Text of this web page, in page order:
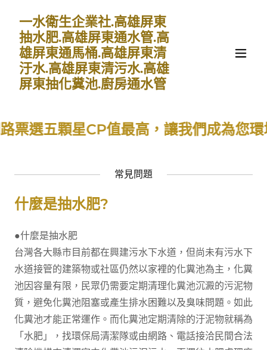
一水衛生企業社.高雄屏東
抽水肥.高雄屏東通水管.高
雄屏東通馬桶.高雄屏東清
汙水.高雄屏東清污水.高雄
屏東抽化糞池.廚房通水管
五顆星CP值最高，讓我們成為您環境最
常見問題
什麼是抽水肥?
●什麼是抽水肥
台灣各大縣市目前都在興建污水下水道，但尚未有污水下
水道接管的建築物或社區仍然以家裡的化糞池為主，化糞
池因容量有限，民眾仍需要定期清理化糞池沉澱的污泥物
質，避免化糞池阻塞或產生排水困難以及臭味問題。如此
化糞池才能正常運作。而化糞池定期清除的汙泥物就稱為
「水肥」，找環保局清潔隊或由網路、電話接洽民間合法